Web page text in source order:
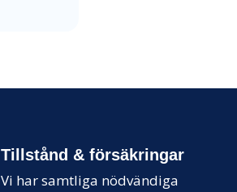
Tillstånd & försäkringar
Vi har samtliga nödvändiga